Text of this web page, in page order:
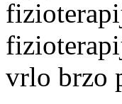
vrlo brzo